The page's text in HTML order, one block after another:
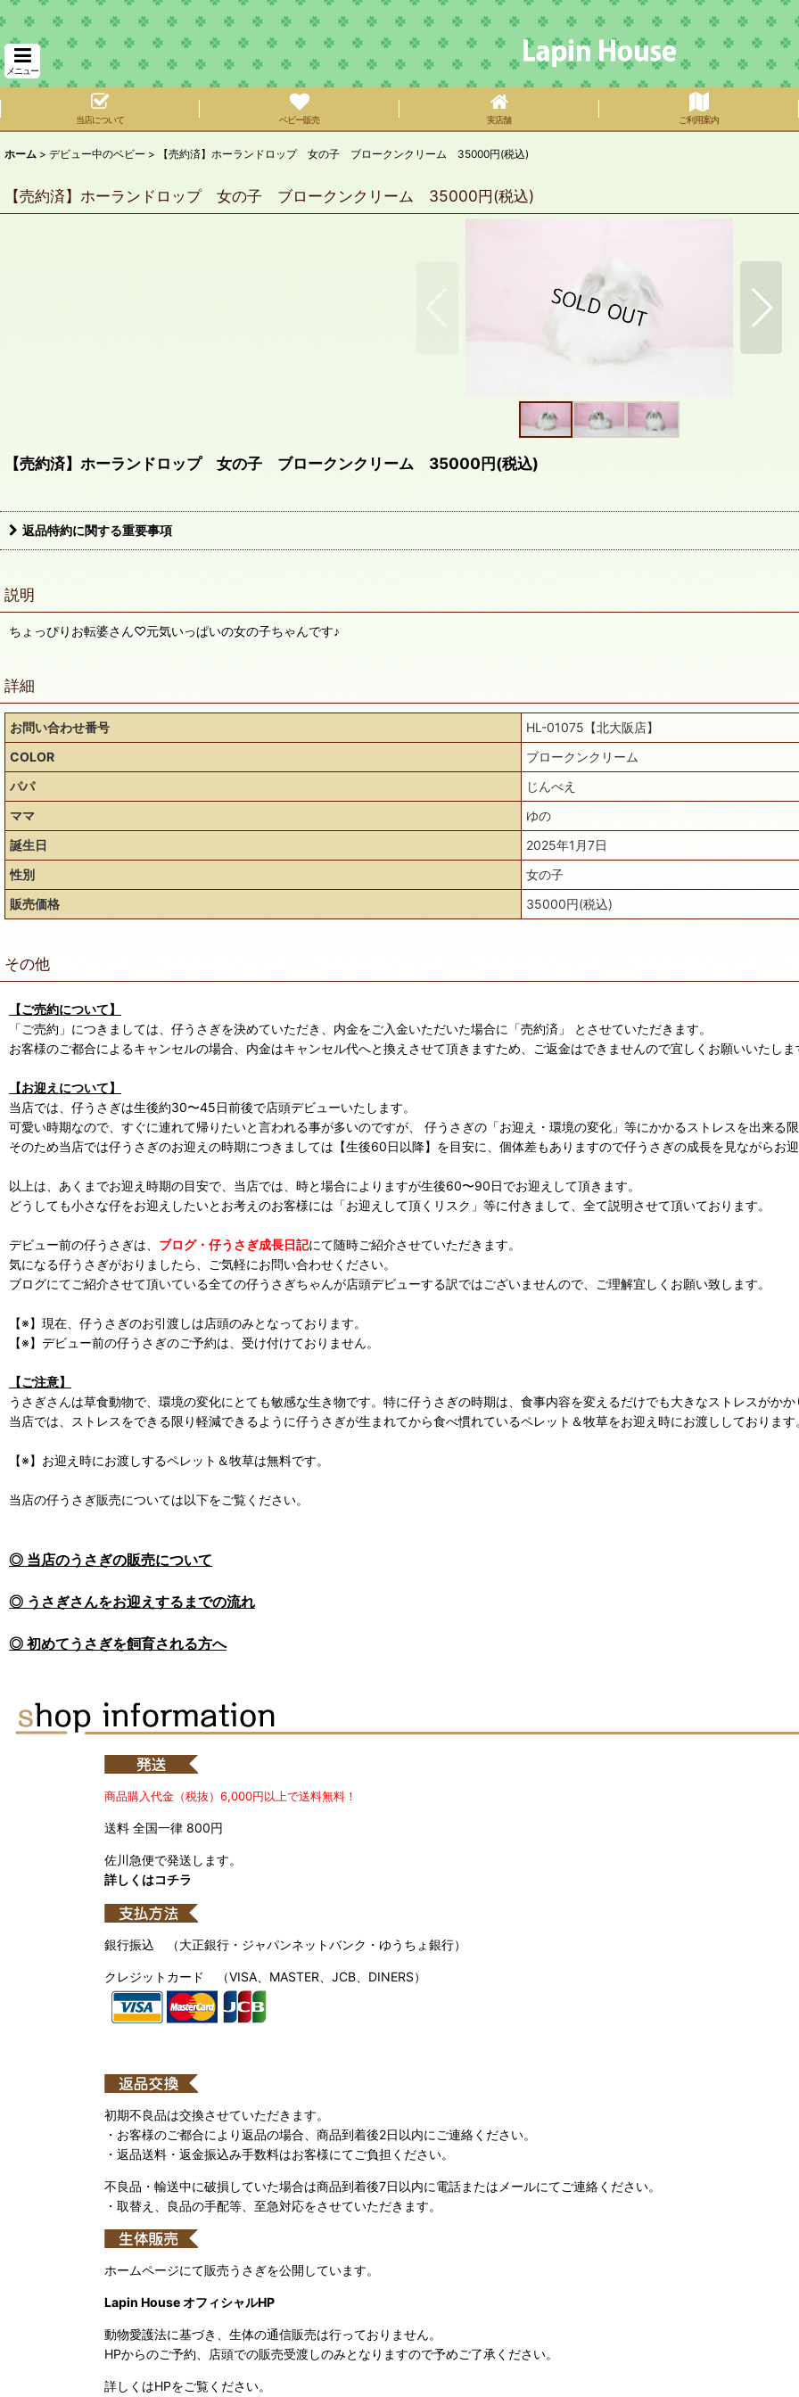
メニュー
当店について ベビー販売 実店舗 ご利用案内
ホーム > デビュー中のベビー > 【売約済】ホーランドロップ 女の子 ブロークンクリーム 35000円(税込)
【売約済】ホーランドロップ 女の子 ブロークンクリーム 35000円(税込)
【売約済】ホーランドロップ 女の子 ブロークンクリーム 35000円(税込)
返品特約に関する重要事項
説明
ちょっぴりお転婆さん♡元気いっぱいの女の子ちゃんです♪
詳細
お問い合わせ番号
HL-01075【北大阪店】
COLOR
ブロークンクリーム
パパ
じんべえ
ママ
ゆの
誕生日
2025年1月7日
性別
女の子
販売価格
35000円(税込)
その他
【ご売約について】
「ご売約」につきましては、仔うさぎを決めていただき、内金をご入金いただいた場合に「売約済」 とさせていただきます。
お客様のご都合によるキャンセルの場合、内金はキャンセル代へと換えさせて頂きますため、ご返金はできませんので宜しくお願いいたしま
【お迎えについて】
当店では、仔うさぎは生後約30〜45日前後で店頭デビューいたします。
可愛い時期なので、すぐに連れて帰りたいと言われる事が多いのですが、 仔うさぎの「お迎え・環境の変化」等にかかるストレスを出来る
そのため当店では仔うさぎのお迎えの時期につきましては【生後60日以降】を目安に、個体差もありますので仔うさぎの成長を見ながらお
以上は、あくまでお迎え時期の目安で、当店では、時と場合によりますが生後60〜90日でお迎えして頂きます。
どうしても小さな仔をお迎えしたいとお考えのお客様には「お迎えして頂くリスク」等に付きまして、全て説明させて頂いております。
デビュー前の仔うさぎは、 ブログ・仔うさぎ成長日記にて随時ご紹介させていただきます。
気になる仔うさぎがおりましたら、ご気軽にお問い合わせください。
ブログにてご紹介させて頂いている全ての仔うさぎちゃんが店頭デビューする訳ではございませんので、ご理解宜しくお願い致します。
【※】現在、仔うさぎのお引渡しは店頭のみとなっております。
【※】デビュー前の仔うさぎのご予約は、受け付けておりません。
【ご注意】
うさぎさんは草食動物で、環境の変化にとても敏感な生き物です。特に仔うさぎの時期は、食事内容を変えるだけでも大きなストレスがかか
当店では、ストレスをできる限り軽減できるように仔うさぎが生まれてから食べ慣れているペレット＆牧草をお迎え時にお渡ししております
【※】お迎え時にお渡しするペレット＆牧草は無料です。
当店の仔うさぎ販売については以下をご覧ください。
◎ 当店のうさぎの販売について
◎ うさぎさんをお迎えするまでの流れ
◎ 初めてうさぎを飼育される方へ
商品購入代金（税抜）6,000円以上で送料無料！
送料 全国一律 800円
佐川急便で発送します。
詳しくはコチラ
銀行振込 （大正銀行・ジャパンネットバンク・ゆうちょ銀行）
クレジットカード （VISA、MASTER、JCB、DINERS）
初期不良品は交換させていただきます。
・お客様のご都合により返品の場合、商品到着後2日以内にご連絡ください。
・返品送料・返金振込み手数料はお客様にてご負担ください。
不良品・輸送中に破損していた場合は商品到着後7日以内に電話またはメールにてご連絡ください。
・取替え、良品の手配等、至急対応をさせていただきます。
ホームページにて販売うさぎを公開しています。
Lapin House オフィシャルHP
動物愛護法に基づき、生体の通信販売は行っておりません。
HPからのご予約、店頭での販売受渡しのみとなりますので予めご了承ください。
詳しくはHPをご覧ください。